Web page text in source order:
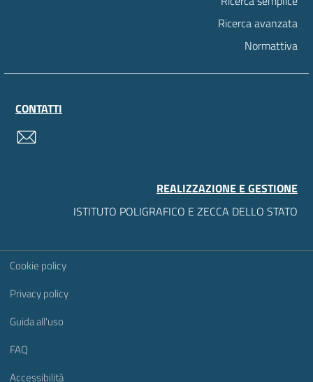
Ricerca avanzata
Normattiva
CONTATTI
REALIZZAZIONE E GESTIONE
ISTITUTO POLIGRAFICO E ZECCA DELLO STATO
Sezione Link Utili
Cookie policy
Privacy policy
Guida all'uso
FAQ
Accessibilità